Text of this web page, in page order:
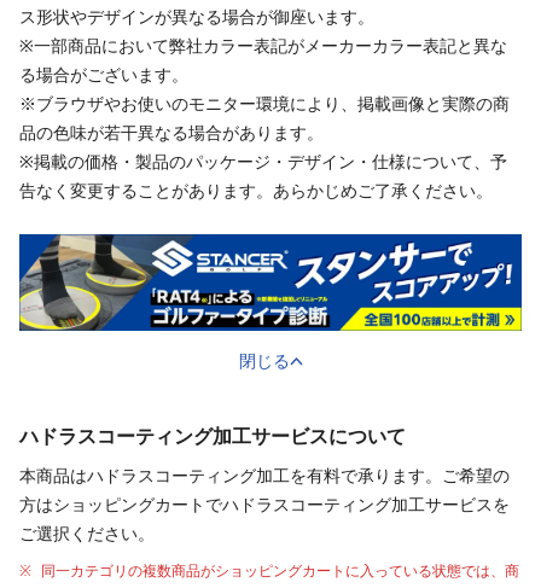
ス形状やデザインが異なる場合が御座います。
※一部商品において弊社カラー表記がメーカーカラー表記と異な
る場合がございます。
※ブラウザやお使いのモニター環境により、掲載画像と実際の商
品の色味が若干異なる場合があります。
※掲載の価格・製品のパッケージ・デザイン・仕様について、予
告なく変更することがあります。あらかじめご了承ください。
閉じる
ハドラスコーティング加工サービスについて
本商品はハドラスコーティング加工を有料で承ります。ご希望の
方はショッピングカートでハドラスコーティング加工サービスを
ご選択ください。
同一カテゴリの複数商品がショッピングカートに入っている状態では、商